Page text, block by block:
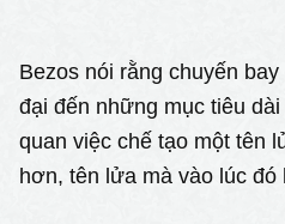
Bezos nói rằng chuyến
đại đến những mục tiêu
quan việc chế tạo một tên
hơn, tên lửa mà vào lúc đó